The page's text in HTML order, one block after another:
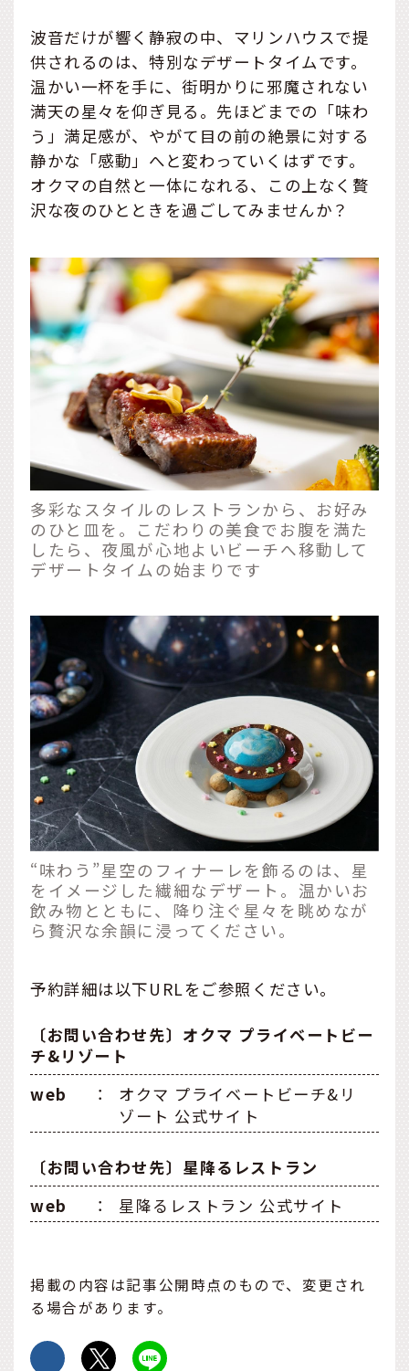
波音だけが響く静寂の中、マリンハウスで提
供されるのは、特別なデザートタイムです。
温かい一杯を手に、街明かりに邪魔されない
満天の星々を仰ぎ見る。先ほどまでの「味わ
う」満足感が、やがて目の前の絶景に対する
静かな「感動」へと変わっていくはずです。
オクマの自然と一体になれる、この上なく贅
沢な夜のひとときを過ごしてみませんか？
多彩なスタイルのレストランから、お好み
のひと皿を。こだわりの美食でお腹を満た
したら、夜風が心地よいビーチへ移動して
デザートタイムの始まりです
“味わう”星空のフィナーレを飾るのは、星
をイメージした繊細なデザート。温かいお
飲み物とともに、降り注ぐ星々を眺めなが
ら贅沢な余韻に浸ってください。
予約詳細は以下URLをご参照ください。
〔お問い合わせ先〕オクマ プライベートビー
チ&リゾート
web
：
オクマ プライベートビーチ&リ
ゾート 公式サイト
〔お問い合わせ先〕星降るレストラン
web
： 星降るレストラン 公式サイト
掲載の内容は記事公開時点のもので、変更され
る場合があります。